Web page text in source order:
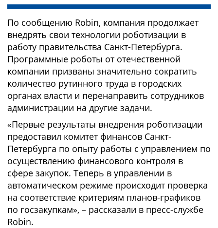
По сообщению Robin, компания продолжает
внедрять свои технологии роботизации в
работу правительства Санкт-Петербурга.
Программные роботы от отечественной
компании призваны значительно сократить
количество рутинного труда в городских
органах власти и перенаправить сотрудников
администрации на другие задачи.
«Первые результаты внедрения роботизации
предоставил комитет финансов Санкт-
Петербурга по опыту работы с управлением по
осуществлению финансового контроля в
сфере закупок. Теперь в управлении в
автоматическом режиме происходит проверка
на соответствие критериям планов-графиков
по госзакупкам», – рассказали в пресс-службе
Robin.